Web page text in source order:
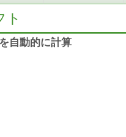
ト
自動的に計算